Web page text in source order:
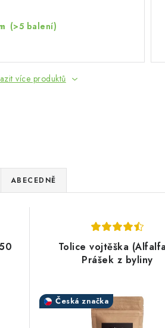
(>5 balení)
více produktů
ABECEDNĚ
Tolice vojtěška
Prášek z byliny
Česká značka